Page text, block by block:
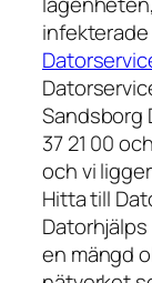
Sandsborg
37 21 00
och vi
Hitta till
en mängd